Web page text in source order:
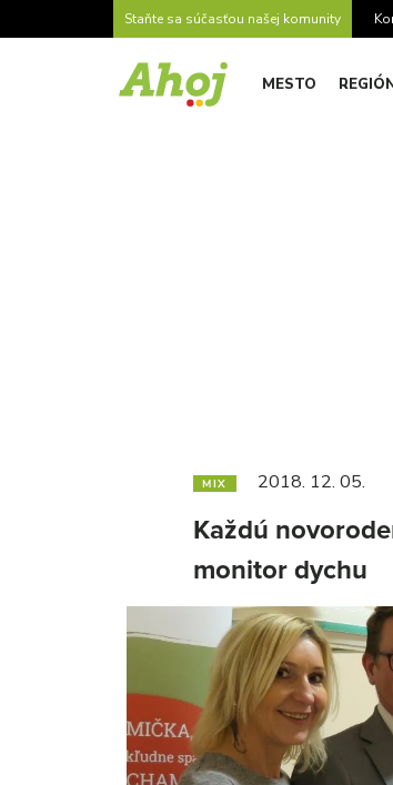
Staňte sa súčasťou našej komunity
MESTO
MIX 2018. 12. 05.
Každú
monitor dychu